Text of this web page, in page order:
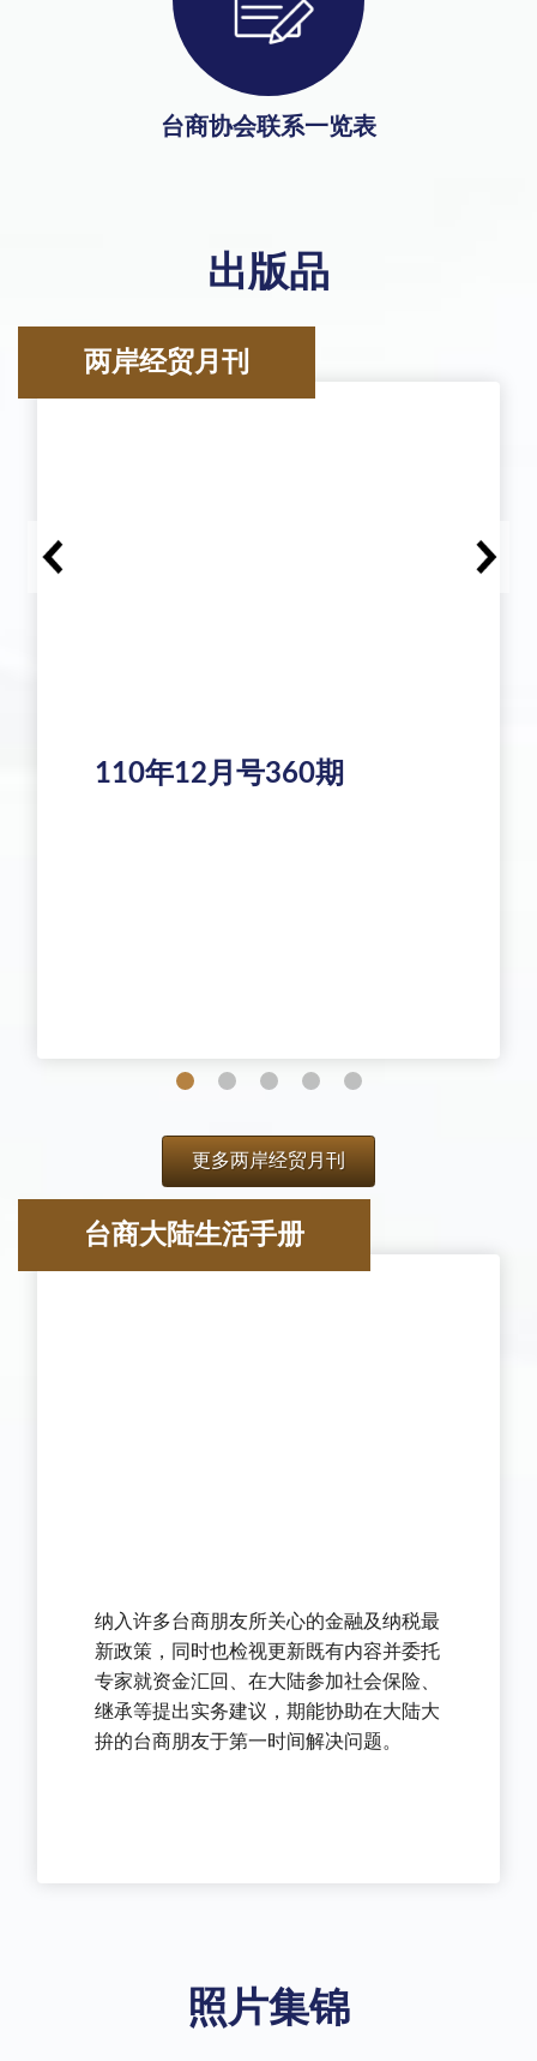
台商协会联系一览表
出版品
两岸经贸月刊
110年12月号360期
110年11月号359期
110年10月号358期
110年9月号357期
110年8月号356期
台商大陆生活手册
纳入许多台商朋友所关心的金融及纳税最
新政策，同时也检视更新既有内容并委托
专家就资金汇回、在大陆参加社会保险、
继承等提出实务建议，期能协助在大陆大
拚的台商朋友于第一时间解决问题。
照片集锦